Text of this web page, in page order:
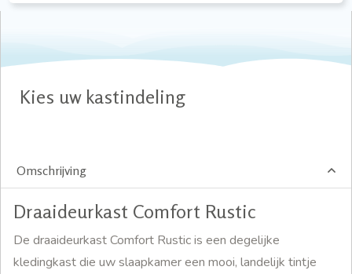
Kies uw kastindeling
Omschrijving
Draaideurkast Comfort Rustic
De draaideurkast Comfort Rustic is een degelijke
kledingkast die uw slaapkamer een mooi, landelijk tintje